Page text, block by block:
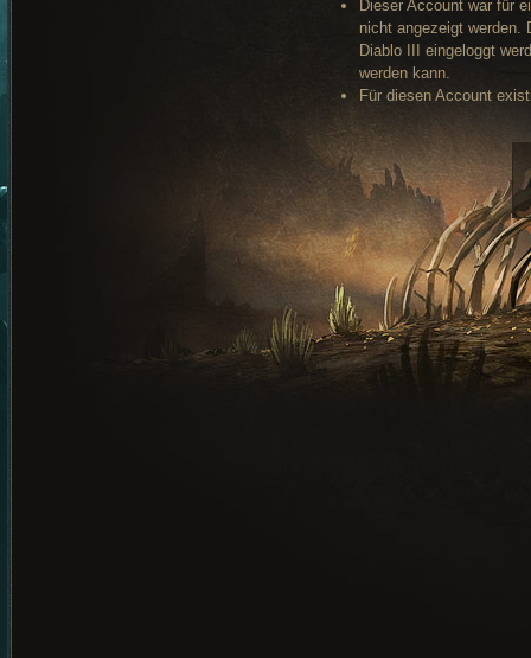
Dieser Account war für
nicht angezeigt werden.
Diablo III eingeloggt
werden kann.
Für diesen Account